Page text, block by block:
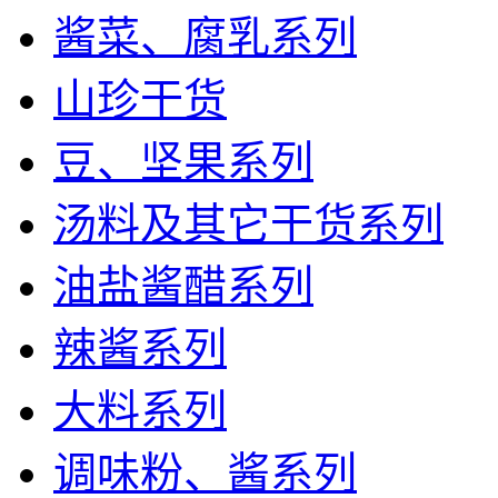
酱菜、腐乳系列
山珍干货
豆、坚果系列
汤料及其它干货系列
油盐酱醋系列
辣酱系列
大料系列
调味粉、酱系列